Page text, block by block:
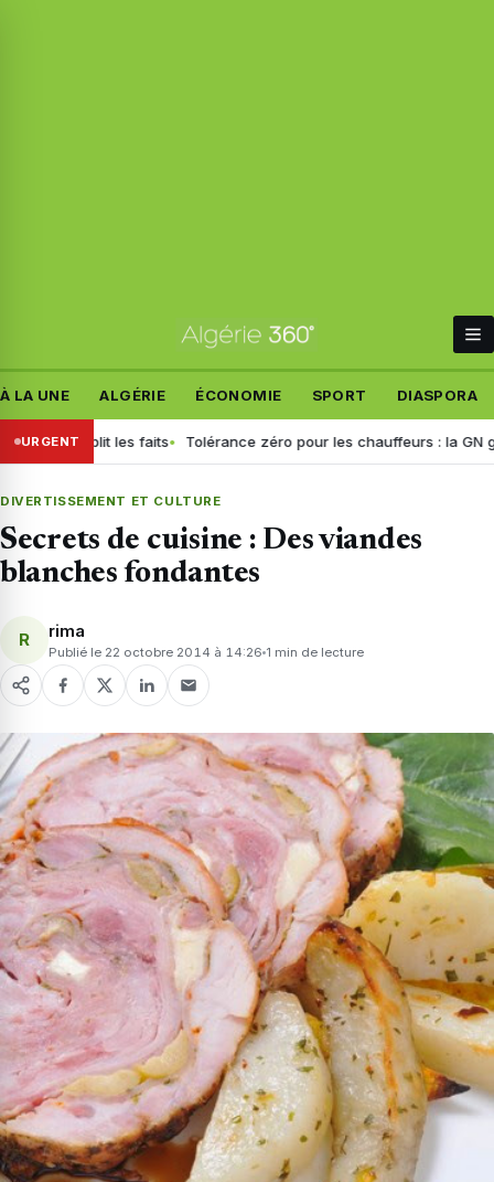
À LA UNE ALGÉRIE ÉCONOMIE SPORT DIASPORA
URGENT
rétablit les faits Tolérance zéro pour les chauffeurs : la GN
DIVERTISSEMENT ET CULTURE
Secrets de cuisine : Des viandes
blanches fondantes
R rima
Publié le 22 octobre 2014 à 14:26 1 min de lecture